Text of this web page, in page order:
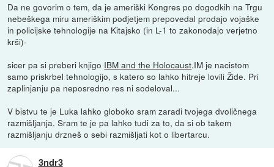
Da ne govorim o tem, da je ameriški Kongres po dogodkih na Trgu
nebeškega miru ameriškim podjetjem prepovedal prodajo vojaške
in policijske tehnologije na Kitajsko (in L-1 to zakonodajo verjetno
krši)-
sicer pa si preberi knjigo IBM and the Holocaust.IM je nacistom
samo priskrbel tehnologijo, s katero so lahko hitreje lovili Žide. Pri
zaplinjanju pa neposredno res ni sodeloval...
V bistvu te je Luka lahko globoko sram zaradi tvojega dvoličnega
razmišljanja. Sram te je pa lahko tudi za to, da si ob takem
razmišljanju drzneš o sebi razmišljati kot o libertarcu.
3ndr3